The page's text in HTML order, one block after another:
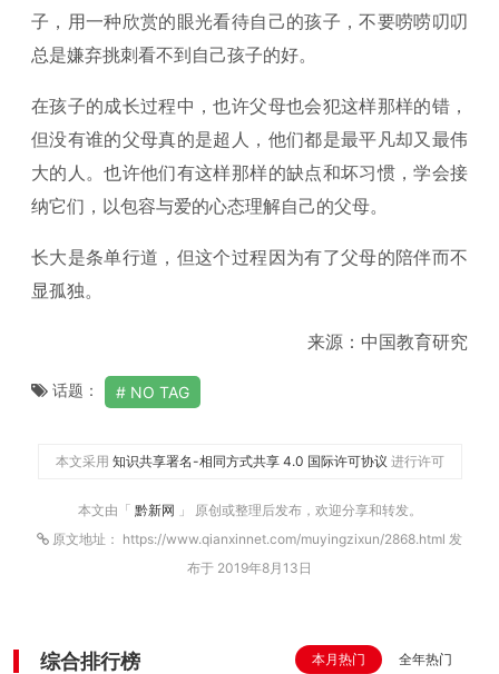
子，用一种欣赏的眼光看待自己的孩子，不要唠唠叨叨
总是嫌弃挑刺看不到自己孩子的好。
在孩子的成长过程中，也许父母也会犯这样那样的错，
但没有谁的父母真的是超人，他们都是最平凡却又最伟
大的人。也许他们有这样那样的缺点和坏习惯，学会接
纳它们，以包容与爱的心态理解自己的父母。
长大是条单行道，但这个过程因为有了父母的陪伴而不
显孤独。
来源：中国教育研究
话题： NO TAG
本文采用 知识共享署名-相同方式共享 4.0 国际许可协议 进行许可
本文由「 黔新网 」 原创或整理后发布，欢迎分享和转发。
原文地址： https://www.qianxinnet.com/muyingzixun/2868.html 发
布于 2019年8月13日
综合排行榜 本月热门 全年热门